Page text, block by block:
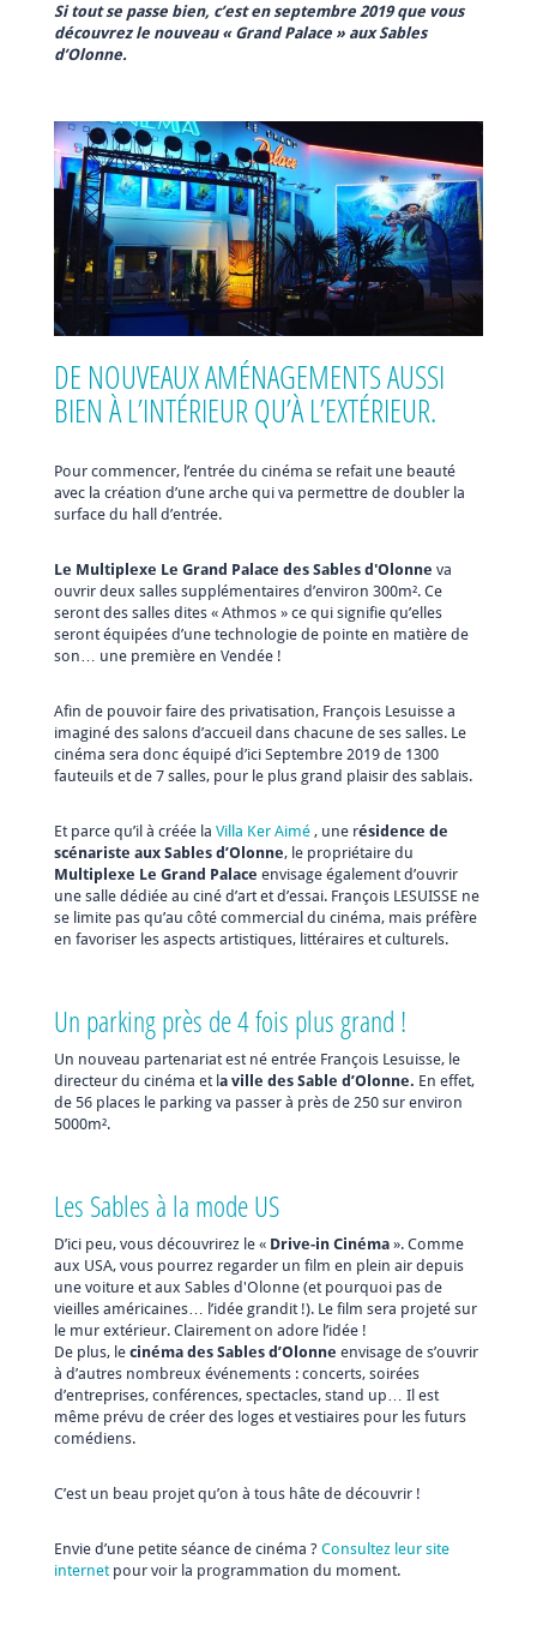
Si tout se passe bien, c’est en septembre 2019 que vous
découvrez le nouveau « Grand Palace » aux Sables
d’Olonne.
DE NOUVEAUX AMÉNAGEMENTS AUSSI
BIEN À L’INTÉRIEUR QU’À L’EXTÉRIEUR.
Pour commencer, l’entrée du cinéma se refait une beauté
avec la création d’une arche qui va permettre de doubler la
surface du hall d’entrée.
Le Multiplexe Le Grand Palace des Sables d'Olonne va
ouvrir deux salles supplémentaires d’environ 300m². Ce
seront des salles dites « Athmos » ce qui signifie qu’elles
seront équipées d’une technologie de pointe en matière de
son… une première en Vendée !
Afin de pouvoir faire des privatisation, François Lesuisse a
imaginé des salons d’accueil dans chacune de ses salles. Le
cinéma sera donc équipé d’ici Septembre 2019 de 1300
fauteuils et de 7 salles, pour le plus grand plaisir des sablais.
Et parce qu’il à créée la Villa Ker Aimé , une résidence de
scénariste aux Sables d’Olonne, le propriétaire du
Multiplexe Le Grand Palace envisage également d’ouvrir
une salle dédiée au ciné d’art et d’essai. François LESUISSE ne
se limite pas qu’au côté commercial du cinéma, mais préfère
en favoriser les aspects artistiques, littéraires et culturels.
Un parking près de 4 fois plus grand !
Un nouveau partenariat est né entrée François Lesuisse, le
directeur du cinéma et la ville des Sable d’Olonne. En effet,
de 56 places le parking va passer à près de 250 sur environ
5000m².
Les Sables à la mode US
D’ici peu, vous découvrirez le « Drive-in Cinéma ». Comme
aux USA, vous pourrez regarder un film en plein air depuis
une voiture et aux Sables d'Olonne (et pourquoi pas de
vieilles américaines… l’idée grandit !). Le film sera projeté sur
le mur extérieur. Clairement on adore l’idée !
De plus, le cinéma des Sables d’Olonne envisage de s’ouvrir
à d’autres nombreux événements : concerts, soirées
d’entreprises, conférences, spectacles, stand up… Il est
même prévu de créer des loges et vestiaires pour les futurs
comédiens.
C’est un beau projet qu’on à tous hâte de découvrir !
Envie d’une petite séance de cinéma ? Consultez leur site
internet pour voir la programmation du moment.